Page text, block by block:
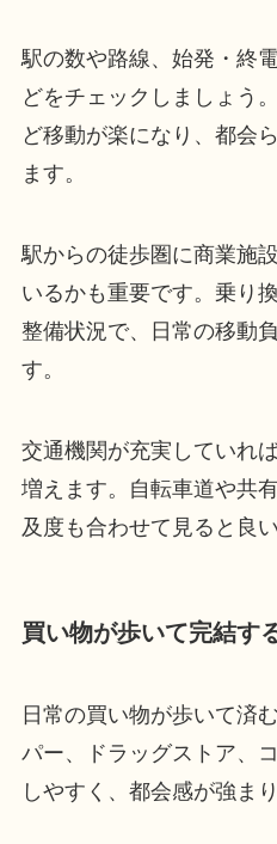
駅の数や路線、始発・終
どをチェックしましょう
ど移動が楽になり、都会
ます。
駅からの徒歩圏に商業施
いるかも重要です。乗り
整備状況で、日常の移動
す。
交通機関が充実していれ
増えます。自転車道や共
及度も合わせて見ると良
買い物が歩いて完結す
日常の買い物が歩いて済
パー、ドラッグストア、
しやすく、都会感が強まり